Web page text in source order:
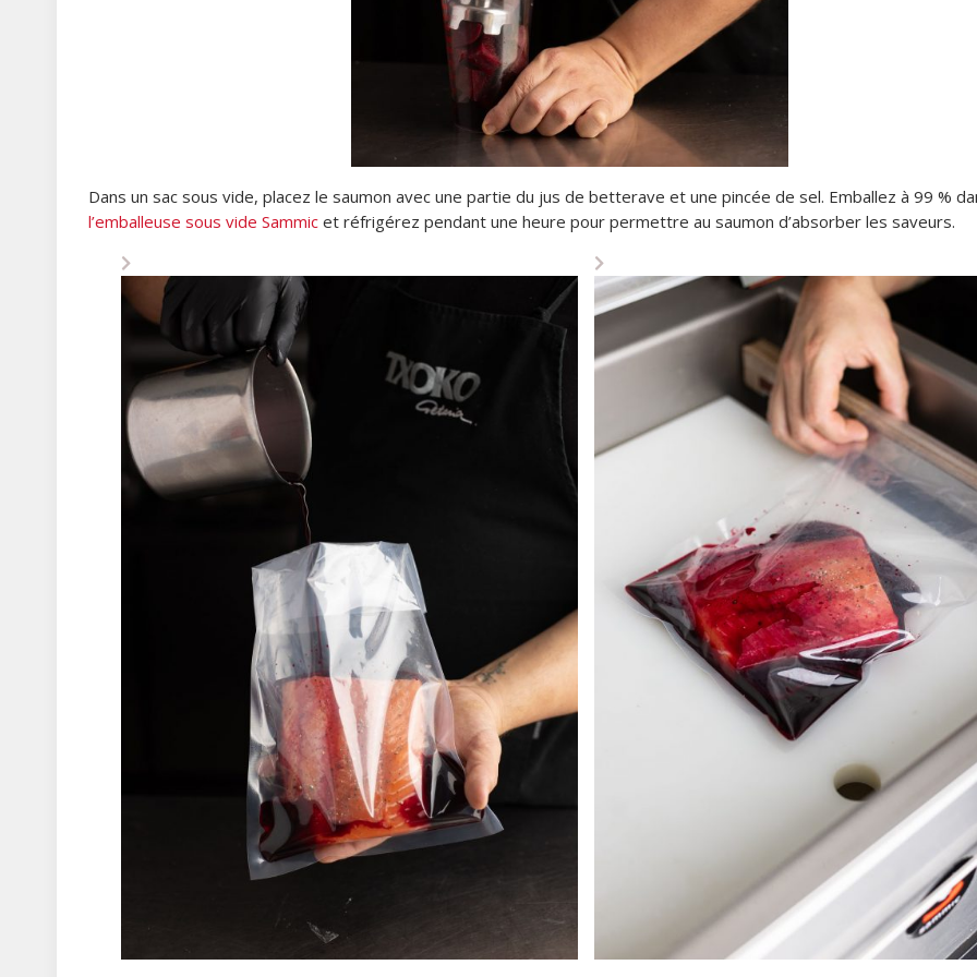
Dans un sac sous vide, placez le saumon avec une partie du jus de betterave et une pincée de sel. Emballez à 99 %
l’emballeuse sous vide Sammic et réfrigérez pendant une heure pour permettre au saumon d’absorber les saveurs.